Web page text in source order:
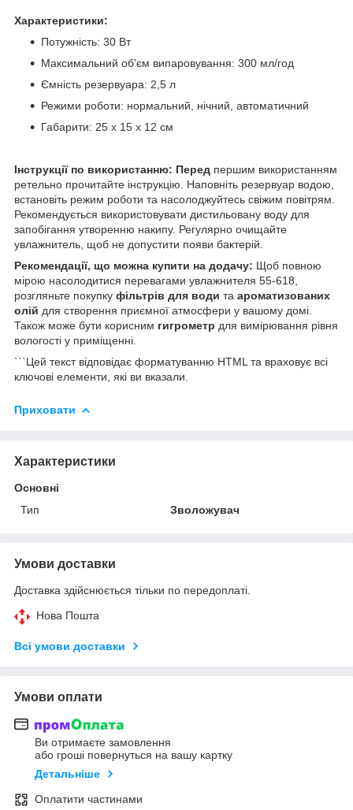
Характеристики:
Потужність: 30 Вт
Максимальний об'єм випаровування: 300 мл/год
Ємність резервуара: 2,5 л
Режими роботи: нормальний, нічний, автоматичний
Габарити: 25 x 15 x 12 см
Інструкції по використанню: Перед першим використанням
ретельно прочитайте інструкцію. Наповніть резервуар водою,
встановіть режим роботи та насолоджуйтесь свіжим повітрям.
Рекомендується використовувати дистильовану воду для
запобігання утворенню накипу. Регулярно очищайте
увлажнитель, щоб не допустити появи бактерій.
Рекомендації, що можна купити на додачу: Щоб повною
мірою насолодитися перевагами увлажнителя 55-618,
розгляньте покупку фільтрів для води та ароматизованих
олій для створення приємної атмосфери у вашому домі.
Також може бути корисним гигрометр для вимірювання рівня
вологості у приміщенні.
```Цей текст відповідає форматуванню HTML та враховує всі
ключові елементи, які ви вказали.
Приховати
Характеристики
Основні
Тип
Зволожувач
Умови доставки
Доставка здійснюється тільки по передоплаті.
Нова Пошта
Всі умови доставки
Умови оплати
Ви отримаєте замовлення
або гроші повернуться на вашу картку
Детальніше
Оплатити частинами